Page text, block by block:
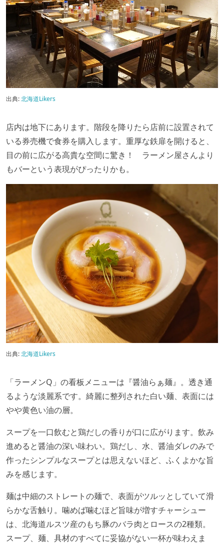
出典:北海道Likers
店内は地下にあります。階段を降りたら店前に設置されて
いる券売機で食券を購入します。重厚な鉄扉を開けると、
目の前に広がる高貴な空間に驚き！ ラーメン屋さんより
もバーという表現がぴったりかも。
出典:北海道Likers
「ラーメンQ」の看板メニューは『醤油らぁ麺』。透き通
るような淡麗系です。綺麗に整列された白い麺、表面には
やや黄色い油の層。
スープを一口飲むと鶏だしの香りが口に広がります。飲み
進めると醤油の深い味わい。鶏だし、水、醤油ダレのみで
作ったシンプルなスープとは思えないほど、ふくよかな旨
みを感じます。
麺は中細のストレートの麺で、表面がツルッとしていて滑
らかな舌触り。噛めば噛むほど旨味が増すチャーシュー
は、北海道ルスツ産のもち豚のバラ肉とロースの2種類。
スープ、麺、具材のすべてに妥協がない一杯が味わえま